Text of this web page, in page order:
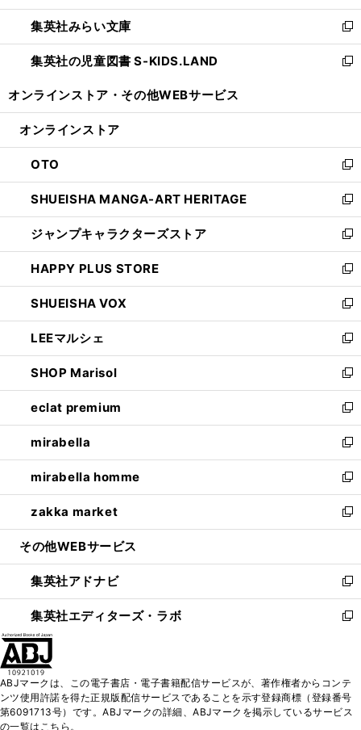
開
く
ウ
で
開
く
ン
ド
ウ
で
ウ
ィ
ン
ド
開
集英社みらい文庫
新
し
い
ン
ウ
で
開
く
集英社の児童図書 S-KIDS.LAND
新
ウ
ン
ド
ウ
で
開
く
オンラインストア・ その他WEBサービス
オンラインストア
OTO
新
し
い
ウ
ィ
ン
ド
ウ
で
開
く
SHUEISHA MANGA-ART HERITAGE
新
し
い
ウ
ィ
ン
ド
ウ
で
開
く
ジャンプキャラクターズストア
新
し
い
ウ
ィ
ン
ド
ウ
で
開
く
HAPPY PLUS STORE
新
し
い
ウ
ィ
ン
ド
ウ
で
開
く
SHUEISHA VOX
新
し
い
ウ
ィ
ン
ド
ウ
で
開
く
LEEマルシェ
新
し
い
ウ
ィ
ン
ド
ウ
で
開
く
SHOP Marisol
新
し
い
ウ
ィ
ン
ド
ウ
で
開
eclat premium
新
し
い
ウ
ィ
ン
ド
ウ
開
く
mirabella
新
し
い
ウ
ィ
ン
ウ
で
開
く
mirabella homme
新
し
い
ウ
ン
ド
ウ
で
zakka market
新
し
ウ
ィ
ン
ド
く
その他WEBサービス
集英社アドナビ
新
し
い
ド
ウ
で
集英社エディターズ・ラボ
新
ィ
ン
ド
ABJマークは、この電子書店・電子書籍配信サービスが、著作権者からコンテ
ンツ使用許諾を得た正規版配信サービスであることを示す登録商標（登録番号
第6091713号）です。ABJマークの詳細、ABJマークを掲示しているサービス
の一覧はこちら。